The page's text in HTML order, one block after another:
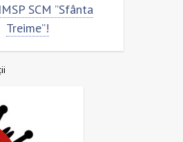
SCM ”Sfânta
Treime”!